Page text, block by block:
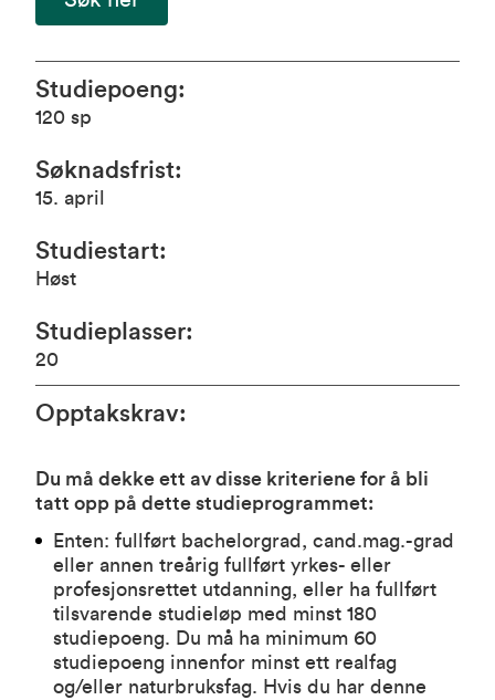
Studiepoeng:
120 sp
Søknadsfrist:
15. april
Studiestart:
Høst
Studieplasser:
20
Opptakskrav:
Du må dekke ett av disse kriteriene for å bli
tatt opp på dette studieprogrammet:
Enten: fullført bachelorgrad, cand.mag.-grad
eller annen treårig fullført yrkes- eller
profesjonsrettet utdanning, eller ha fullført
tilsvarende studieløp med minst 180
studiepoeng. Du må ha minimum 60
studiepoeng innenfor minst ett realfag
og/eller naturbruksfag. Hvis du har denne